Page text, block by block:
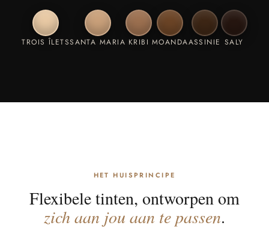
TROIS ÎLETSSANTA MARIA KRIBI MOANDAASSINIE SALY
HET HUISPRINCIPE
Flexibele tinten, ontworpen om
zich aan jou aan te passen.